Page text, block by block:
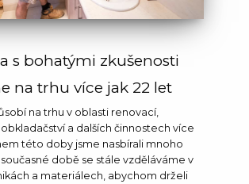
s bohatými zkušenosti
na trhu více jak 22 let
na trhu v oblasti renovací,
a dalších činnostech více
této doby jsme nasbírali mnoho
době se stále vzděláváme v
a materiálech, abychom drželi